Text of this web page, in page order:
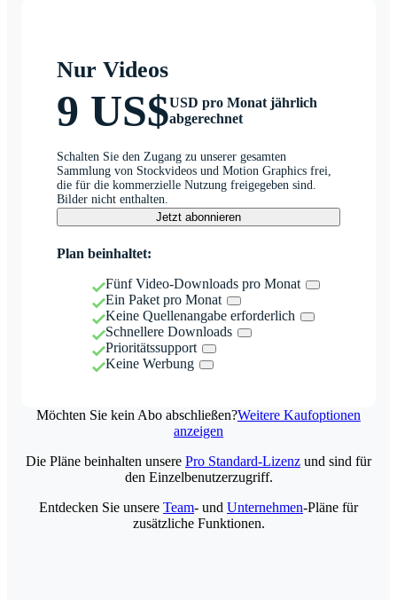
Nur Videos
9 US$USD pro Monat jährlich
abgerechnet
Schalten Sie den Zugang zu unserer gesamten
Sammlung von Stockvideos und Motion Graphics frei,
die für die kommerzielle Nutzung freigegeben sind.
Bilder nicht enthalten.
Jetzt abonnieren
Plan beinhaltet:
Fünf Video-Downloads pro Monat
Ein Paket pro Monat
Keine Quellenangabe erforderlich
Schnellere Downloads
Prioritätssupport
Keine Werbung
Möchten Sie kein Abo abschließen?Weitere Kaufoptionen
anzeigen
Die Pläne beinhalten unsere Pro Standard-Lizenz und sind für
den Einzelbenutzerzugriff.
Entdecken Sie unsere Team- und Unternehmen-Pläne für
zusätzliche Funktionen.